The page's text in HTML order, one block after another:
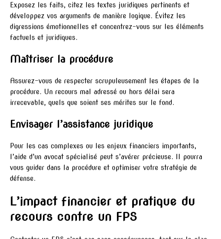
Exposez les faits, citez les textes juridiques pertinents et
développez vos arguments de manière logique. Évitez les
digressions émotionnelles et concentrez-vous sur les éléments
factuels et juridiques.
Maîtriser la procédure
Assurez-vous de respecter scrupuleusement les étapes de la
procédure. Un recours mal adressé ou hors délai sera
irrecevable, quels que soient ses mérites sur le fond.
Envisager l’assistance juridique
Pour les cas complexes ou les enjeux financiers importants,
l’aide d’un avocat spécialisé peut s’avérer précieuse. Il pourra
vous guider dans la procédure et optimiser votre stratégie de
défense.
L’impact financier et pratique du
recours contre un FPS